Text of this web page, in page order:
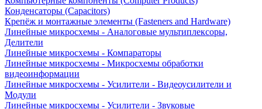
Конденсаторы (Capacitors)
Крепёж и монтажные элементы (Fasteners and Hardware)
Линейные микросхемы - Аналоговые мультиплексоры,
Делители
Линейные микросхемы - Компараторы
Линейные микросхемы - Микросхемы обработки
видеоинформации
Линейные микросхемы - Усилители - Видеоусилители и
Модули
Линейные микросхемы - Усилители - Звуковые